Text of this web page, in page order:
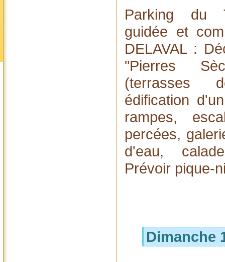
Parking du
guidée et
DELAVAL :
"Pierres
(terrasses
édification
rampes,
percées,
d'eau,
Prévoir pique-
Dimanche